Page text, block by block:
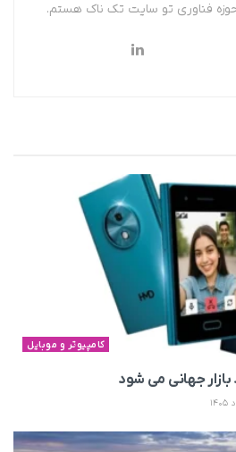
فناوری تو سایت تک ناک هستم.
کامپیوتر و موبایل